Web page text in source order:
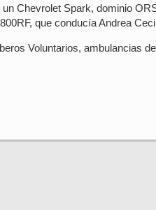
Chevrolet Spark, dominio
que conducía Andrea
Voluntarios, ambulancias